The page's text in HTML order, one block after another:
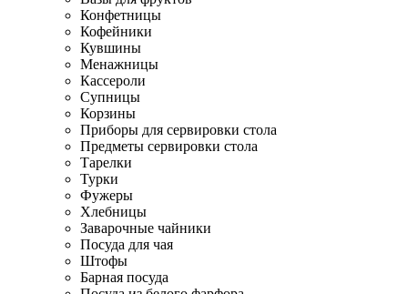
Конфетницы
Кофейники
Кувшины
Менажницы
Кассероли
Супницы
Корзины
Приборы для сервировки стола
Предметы сервировки стола
Тарелки
Турки
Фужеры
Хлебницы
Заварочные чайники
Посуда для чая
Штофы
Барная посуда